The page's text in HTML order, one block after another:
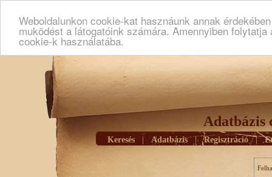
Weboldalunkon cookie-kat hasznáunk annak
muködést a látogatóink számára. Amennyiben
cookie-k használatába.
Adatbázis
Keresés Adatbázis | Regisztráció |